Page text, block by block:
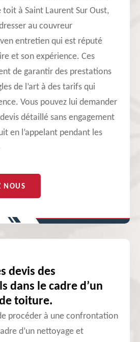
toit à Saint Laurent Sur Oust,
au couvreur
entretien qui est réputé
et son expérience. Ces
de garantir des prestations
de l’art à des tarifs qui
Vous pouvez lui demander
détaillé sans engagement
en l’appelant pendant les
NOUS
devis des
dans le cadre d’un
toiture.
procéder à une confrontation
d’un nettoyage et